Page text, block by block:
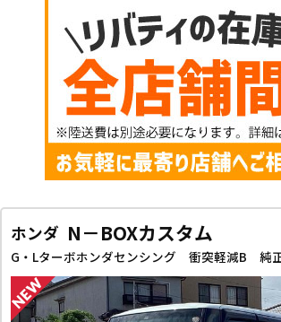
ホンダ N－BOXカスタム